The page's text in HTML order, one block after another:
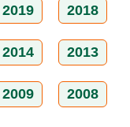
2019 2018
2014 2013
2009 2008